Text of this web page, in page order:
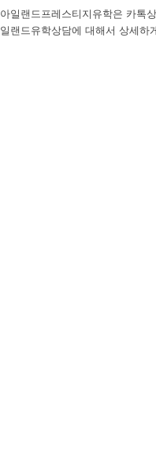
아일랜드프레스티지유학은 카톡
일랜드유학상담에 대해서 상세